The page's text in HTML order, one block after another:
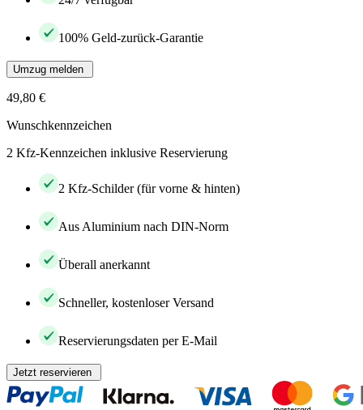
100% Geld-zurück-Garantie
Umzug melden
49,80 €
Wunschkennzeichen
2 Kfz-Kennzeichen inklusive Reservierung
2 Kfz-Schilder (für vorne & hinten)
Aus Aluminium nach DIN-Norm
Überall anerkannt
Schneller, kostenloser Versand
Reservierungsdaten per E-Mail
Jetzt reservieren